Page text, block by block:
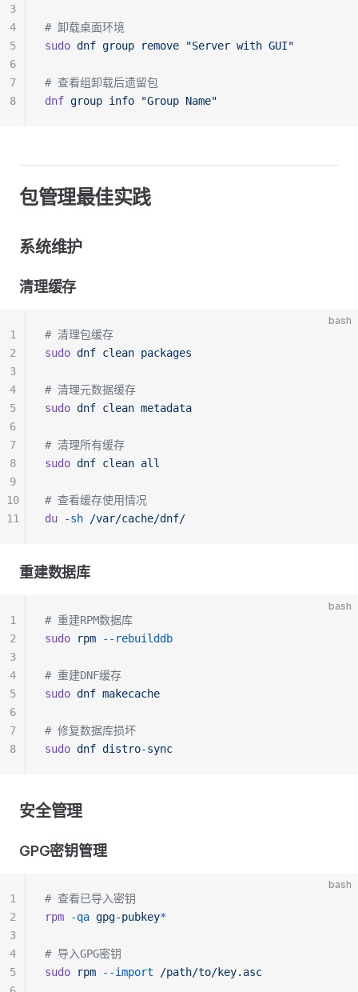
# 卸载桌面环境
sudo dnf group remove "Server with GUI"
# 查看组卸载后遗留包
dnf group info "Group Name"
3
4
5
6
7
8
包管理最佳实践
系统维护
清理缓存
bash
# 清理包缓存
sudo dnf clean packages
# 清理元数据缓存
sudo dnf clean metadata
# 清理所有缓存
sudo dnf clean all
# 查看缓存使用情况
du -sh /var/cache/dnf/
1
2
3
4
5
6
7
8
9
10
11
重建数据库
bash
# 重建RPM数据库
sudo rpm --rebuilddb
# 重建DNF缓存
sudo dnf makecache
# 修复数据库损坏
sudo dnf distro-sync
1
2
3
4
5
6
7
8
安全管理
GPG密钥管理
bash
# 查看已导入密钥
rpm -qa gpg-pubkey*
# 导入GPG密钥
sudo rpm --import /path/to/key.asc
1
2
3
4
5